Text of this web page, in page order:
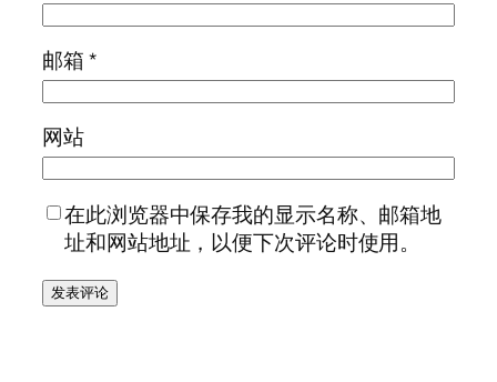
邮箱*
网站
在此浏览器中保存我的显示名称、邮箱地
址和网站地址，以便下次评论时使用。